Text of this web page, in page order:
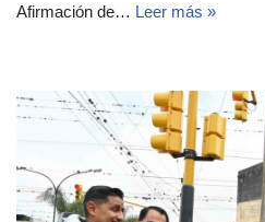
Afirmación de… Leer más »